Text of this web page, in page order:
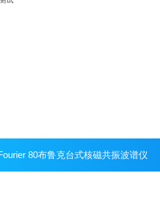
80布鲁克台式核磁共振波谱仪